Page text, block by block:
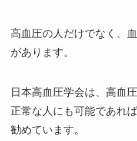
高血圧の人だけでなく、
があります。
日本高血圧学会は、高血
正常な人にも可能であれ
勧めています。